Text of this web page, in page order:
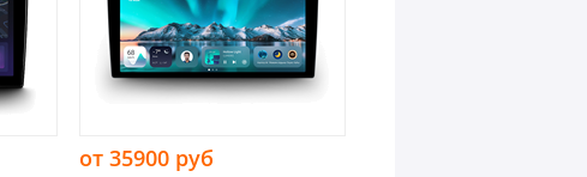
от 35900 руб